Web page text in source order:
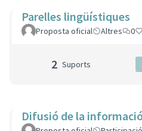
Parelles lingüístiques
Proposta oficial Altres 0
2 Suports
Difusió de la